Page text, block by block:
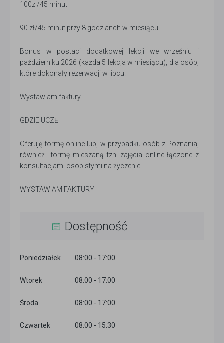
100zl/45 minut
90 zł/45 minut przy 8 godzianch w miesiącu
Bonus w postaci dodatkowej lekcji we wrześniu i
październiku 2026 (każda 5 lekcja w miesiącu), dla osób,
które dokonały rezerwacji w lipcu.
Wystawiam faktury
GDZIE UCZĘ
Oferuję formę online lub, w przypadku osób z Poznania,
również formę mieszaną tzn. zajęcia online łączone z
konsultacjami osobistymi na życzenie.
WYSTAWIAM FAKTURY
Dostępność
Poniedziałek 08:00 - 17:00
Wtorek 08:00 - 17:00
Środa 08:00 - 17:00
Czwartek 08:00 - 15:30